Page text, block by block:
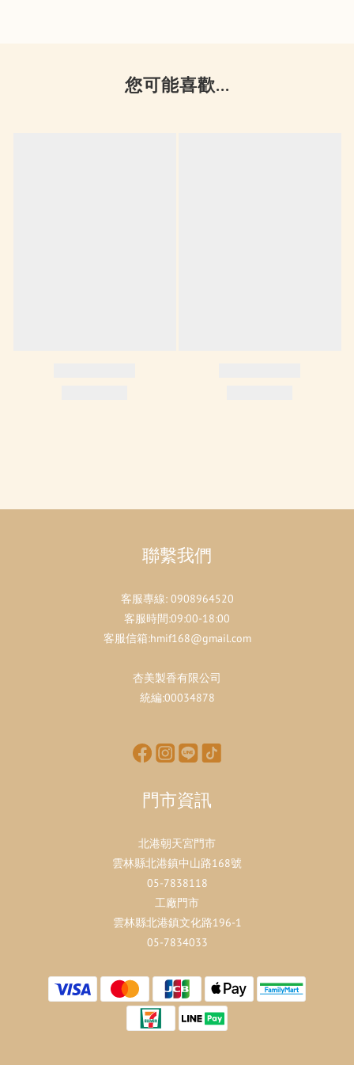
您可能喜歡...
聯繫我們
客服專線: 0908964520
客服時間:09:00-18:00
客服信箱:hmif168@gmail.com
杏美製香有限公司
統編:00034878
門市資訊
北港朝天宮門市
雲林縣北港鎮中山路168號
05-7838118
工廠門市
雲林縣北港鎮文化路196-1
05-7834033